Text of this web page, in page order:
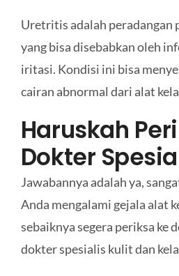
Uretritis adalah peradangan
yang bisa disebabkan oleh
iritasi. Kondisi ini bisa
cairan abnormal dari alat
Haruskah
Dokter
Jawabannya adalah ya,
Anda mengalami gejala alat
sebaiknya segera periksa ke
dokter spesialis kulit dan